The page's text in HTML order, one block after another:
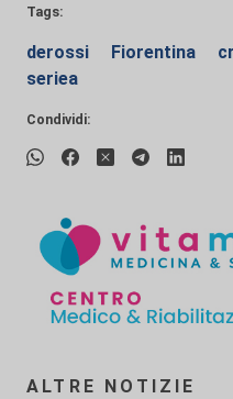
Tags:
derossi Fiorentina
seriea
Condividi:
ALTRE NOTIZIE